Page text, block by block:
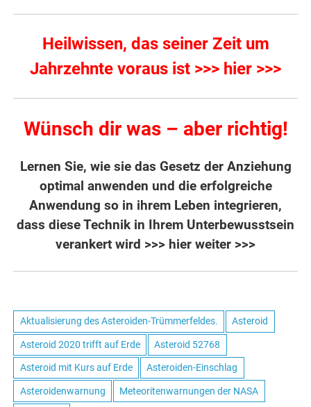
Heilwissen, das seiner Zeit um
Jahrzehnte voraus ist >>> hier >>>
Wünsch dir was – aber richtig!
Lernen Sie, wie sie das Gesetz der Anziehung
optimal anwenden und die erfolgreiche
Anwendung so in ihrem Leben integrieren,
dass diese Technik in Ihrem Unterbewusstsein
verankert wird >>> hier weiter >>>
Aktualisierung des Asteroiden-Trümmerfeldes. Asteroid
Asteroid 2020 trifft auf Erde Asteroid 52768
Asteroid mit Kurs auf Erde Asteroiden-Einschlag
Asteroidenwarnung Meteoritenwarnungen der NASA